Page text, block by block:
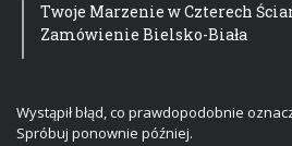
Twoje Marzenie w Czterech
Zamówienie Bielsko-Biała
Wystąpił błąd, co prawdopodobnie
Spróbuj ponownie później.